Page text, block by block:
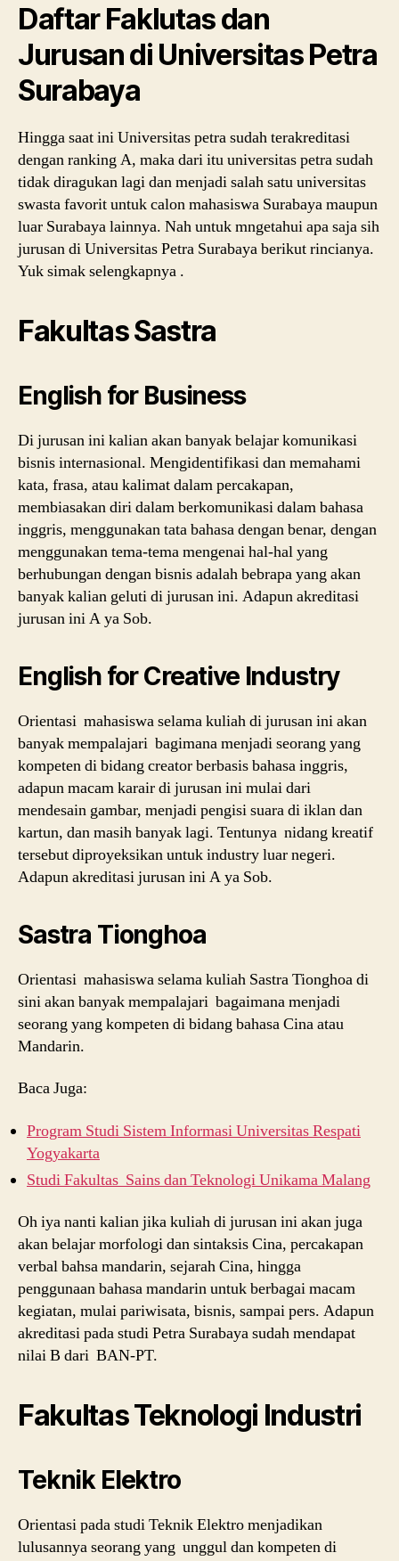
Daftar Faklutas dan
Jurusan di Universitas Petra
Surabaya
Hingga saat ini Universitas petra sudah terakreditasi
dengan ranking A, maka dari itu universitas petra sudah
tidak diragukan lagi dan menjadi salah satu universitas
swasta favorit untuk calon mahasiswa Surabaya maupun
luar Surabaya lainnya. Nah untuk mngetahui apa saja sih
jurusan di Universitas Petra Surabaya berikut rincianya.
Yuk simak selengkapnya .
Fakultas Sastra
English for Business
Di jurusan ini kalian akan banyak belajar komunikasi
bisnis internasional. Mengidentifikasi dan memahami
kata, frasa, atau kalimat dalam percakapan,
membiasakan diri dalam berkomunikasi dalam bahasa
inggris, menggunakan tata bahasa dengan benar, dengan
menggunakan tema-tema mengenai hal-hal yang
berhubungan dengan bisnis adalah bebrapa yang akan
banyak kalian geluti di jurusan ini. Adapun akreditasi
jurusan ini A ya Sob.
English for Creative Industry
Orientasi mahasiswa selama kuliah di jurusan ini akan
banyak mempalajari bagimana menjadi seorang yang
kompeten di bidang creator berbasis bahasa inggris,
adapun macam karair di jurusan ini mulai dari
mendesain gambar, menjadi pengisi suara di iklan dan
kartun, dan masih banyak lagi. Tentunya nidang kreatif
tersebut diproyeksikan untuk industry luar negeri.
Adapun akreditasi jurusan ini A ya Sob.
Sastra Tionghoa
Orientasi mahasiswa selama kuliah Sastra Tionghoa di
sini akan banyak mempalajari bagaimana menjadi
seorang yang kompeten di bidang bahasa Cina atau
Mandarin.
Baca Juga:
Program Studi Sistem Informasi Universitas Respati
Yogyakarta
Studi Fakultas Sains dan Teknologi Unikama Malang
Oh iya nanti kalian jika kuliah di jurusan ini akan juga
akan belajar morfologi dan sintaksis Cina, percakapan
verbal bahsa mandarin, sejarah Cina, hingga
penggunaan bahasa mandarin untuk berbagai macam
kegiatan, mulai pariwisata, bisnis, sampai pers. Adapun
akreditasi pada studi Petra Surabaya sudah mendapat
nilai B dari BAN-PT.
Fakultas Teknologi Industri
Teknik Elektro
Orientasi pada studi Teknik Elektro menjadikan
lulusannya seorang yang unggul dan kompeten di